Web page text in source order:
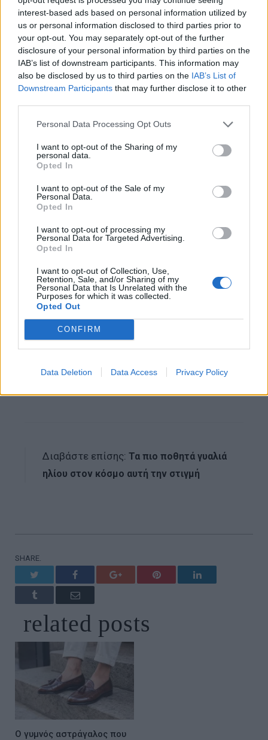
interest-based ads based on personal information utilized by
us or personal information disclosed to third parties prior to
your opt-out. You may separately opt-out of the further
disclosure of your personal information by third parties on the
IAB’s list of downstream participants. This information may
also be disclosed by us to third parties on the IAB’s List of
Downstream Participants that may further disclose it to other
Personal Data Processing Opt Outs
I want to opt-out of the Sharing of my
personal data.
Opted In
I want to opt-out of the Sale of my
Personal Data.
Opted In
I want to opt-out of processing my
Personal Data for Targeted Advertising.
Opted In
I want to opt-out of Collection, Use,
Retention, Sale, and/or Sharing of my
Personal Data that Is Unrelated with the
Purposes for which it was collected.
Opted Out
CONFIRM
Data Deletion Data Access Privacy Policy
ποτέ, το online κατάστημα γυαλιών ηλίου
Eyegoodies αποφάσισε να τα κάνει διαθέσιμα στο
ευρύ κοινό. Τα γυαλιά με τους διαβαθμισμένους
φακούς κατασκευάζονται χειροποίητα στην
Ιταλία και ονομάζονται Super Classic Black
Custom. Χρησιμοποιήθηκαν οιpremium φακοί
Essilor, οι οποίοι έχουν μια γκρι απόχρωση 60%
στην κορυφή που ξεθωριάζει στο 0% στο κάτω
Τα πανέμορφα αυτά γυαλιά κοστίζουν 279
μπορούν να τα παραγγείλουν μέσω της
Διαβάστε επίσης: Τα πιο ποθητά γυαλιά
ηλίου στον κόσμο αυτή την στιγμή
SHARE.
Facebook Google+ Pinterest LinkedIn
Tumblr Email
related posts
Ο γυμνός αστράγαλος που